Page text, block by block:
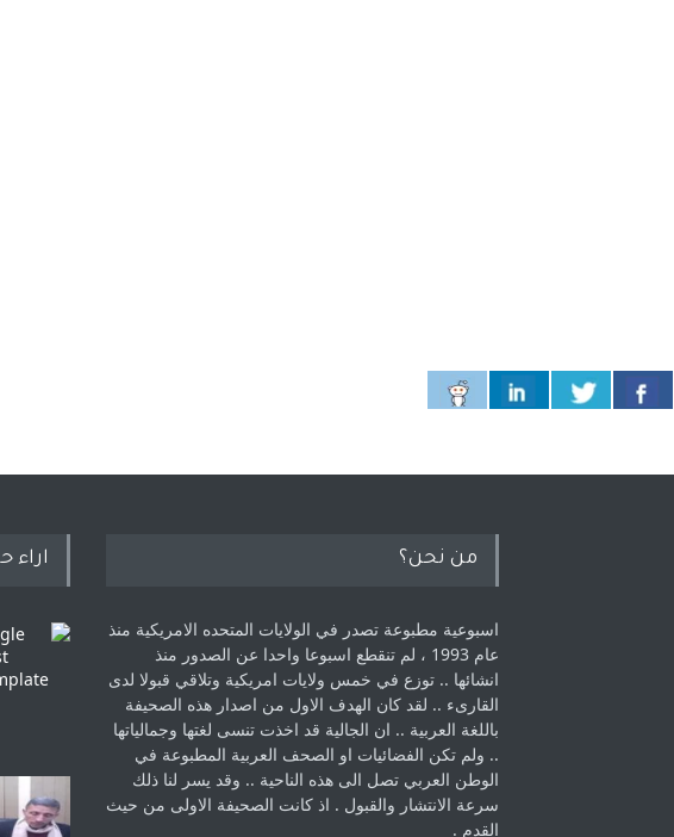
من نحن؟
اسبوعية مطبوعة تصدر في الولايات المتحده الامريكية منذ
عام 1993 ، لم ‏تنقطع اسبوعا واحدا عن الصدور منذ
انشائها .. توزع في خمس ولايات امريكية ‏وتلاقي قبولا لدى
القارىء ..‏ لقد كان الهدف الاول من اصدار هذه الصحيفة
باللغة العربية .. ان الجالية قد اخذت ‏تنسى لغتها وجمالياتها
.. ولم تكن الفضائيات او الصحف العربية المطبوعة في
الوطن ‏العربي تصل الى هذه الناحية .. وقد يسر لنا ذلك
سرعة الانتشار والقبول . اذ كانت ‏الصحيفة الاولى من حيث
القدم . ‏
اراء